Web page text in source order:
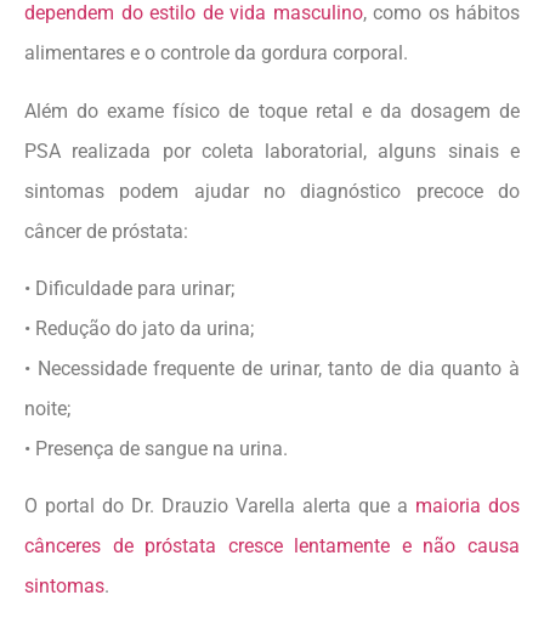
dependem do estilo de vida masculino, como os hábitos
alimentares e o controle da gordura corporal.
Além do exame físico de toque retal e da dosagem de
PSA realizada por coleta laboratorial, alguns sinais e
sintomas podem ajudar no diagnóstico precoce do
câncer de próstata:
• Dificuldade para urinar;
• Redução do jato da urina;
• Necessidade frequente de urinar, tanto de dia quanto à
noite;
• Presença de sangue na urina.
O portal do Dr. Drauzio Varella alerta que a maioria dos
cânceres de próstata cresce lentamente e não causa
sintomas.